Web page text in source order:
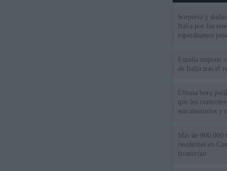
Sorpresa y
Italia por los
esperábamos
España impone
de Italia tras el
Última hora
que los
son aleatorios y
Más de 800.000
residentes en
fronterizo